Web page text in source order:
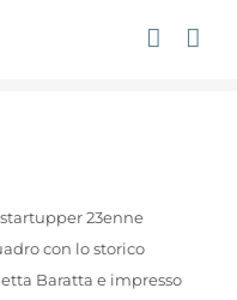
23enne
con lo storico
Baratta e impresso